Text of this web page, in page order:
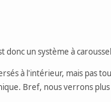
donc un système à
à l'intérieur, mais pas
Bref, nous verrons